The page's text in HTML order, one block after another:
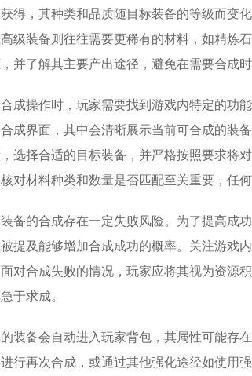
得，其种类和品质随目标装备的等级而变
级装备则往往需要更稀有的材料，如精炼
并了解其主要产出途径，避免在需要合成
成操作时，玩家需要找到游戏内特定的功
成界面，其中会清晰展示当前可合成的装
选择合适的目标装备，并严格按照要求将
对材料种类和数量是否匹配至关重要，任
备的合成存在一定失败风险。为了提高成
提及能够增加合成成功的概率。关注游戏
对合成失败的情况，玩家应将其视为资源
于求成。
装备会自动进入玩家背包，其属性可能存
行再次合成，或通过其他强化途径如使用